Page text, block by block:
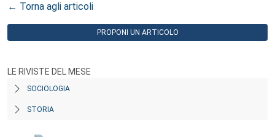
← Torna agli articoli
PROPONI UN ARTICOLO
LE RIVISTE DEL MESE
SOCIOLOGIA
STORIA